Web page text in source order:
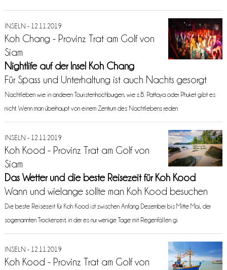
INSELN - 12.11.2019
Koh Chang - Provinz Trat am Golf von
Siam
Nightlife auf der Insel Koh Chang
Für Spass und Unterhaltung ist auch Nachts gesorgt
Nachtleben wie in anderen Touristenhochburgen, wie z.B. Pattaya oder Phuket gibt es
nicht. Wenn man überhaupt von einem Zentrum des Nachtlebens reden
INSELN - 12.11.2019
Koh Kood - Provinz Trat am Golf von
Siam
Das Wetter und die beste Reisezeit für Koh Kood
Wann und wielange sollte man Koh Kood besuchen
Die beste Reisezeit für Koh Kood ist zwischen Anfang Dezember bis Mitte Mai, der
sogenannten Trockenzeit, in der es nur wenige Tage mit Regenfällen gi
INSELN - 12.11.2019
Koh Kood - Provinz Trat am Golf von